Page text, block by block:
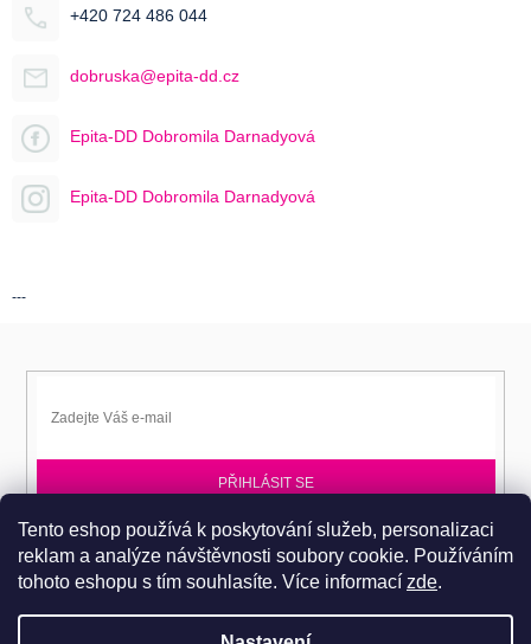
Tento eshop používá k poskytování služeb, personalizaci
reklam a analýze návštěvnosti soubory cookie. Používáním
tohoto eshopu s tím souhlasíte. Více informací zde.
+420 724 486 044
dobruska@epita-dd.cz
Epita-DD Dobromila Darnadyová
Epita-DD Dobromila Darnadyová
---
PŘIHLÁSIT SE
Přihlaste se k EPITA-DD a získávejte novinky jako první.